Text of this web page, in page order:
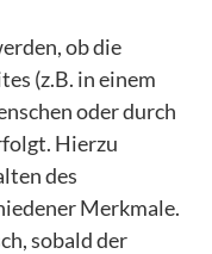
ob die
(z.B. in einem
oder durch
Hierzu
des
Merkmale.
sobald der